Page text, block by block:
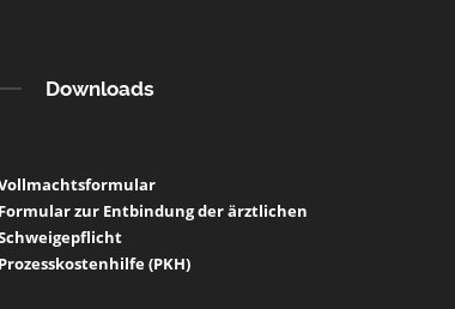
Downloads
Formular zur Entbindung der ärztlichen
Prozesskostenhilfe (PKH)